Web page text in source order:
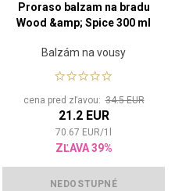
Proraso balzam na bradu
Wood &amp; Spice 300 ml
Balzám na vousy
cena pred zľavou:34.5 EUR
21.2 EUR
70.67 EUR/1
ZĽAVA 39%
NEDOSTUPNÉ